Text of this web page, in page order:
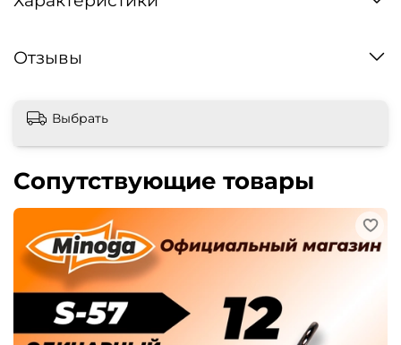
Отзывы
Выбрать
Сопутствующие товары